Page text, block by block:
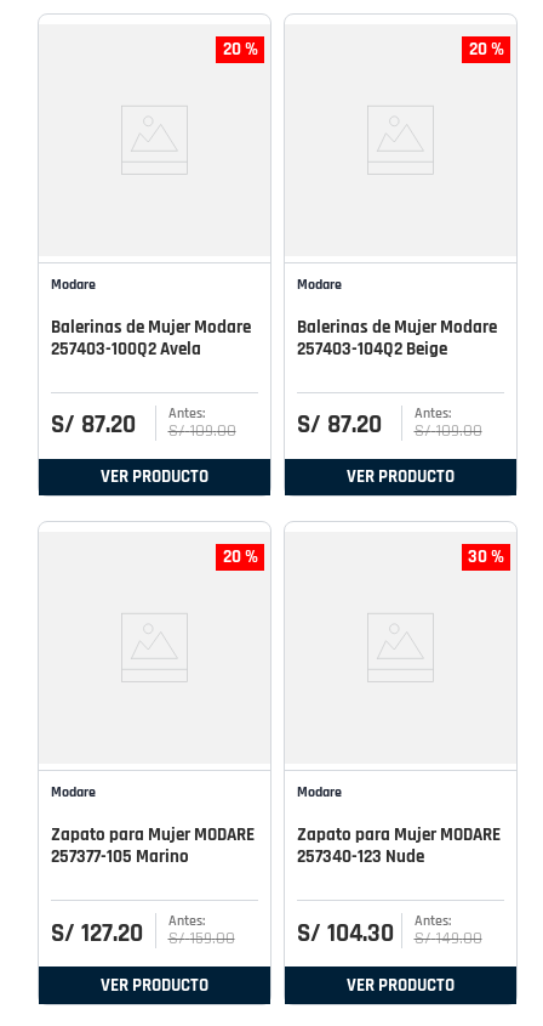
20 %
Modare
Balerinas de Mujer Modare
257403-100Q2 Avela
S/ 87.20 S/ 109.00
VER PRODUCTO
20 %
Modare
Balerinas de Mujer Modare
257403-104Q2 Beige
S/ 87.20 S/ 109.00
VER PRODUCTO
20 %
Modare
Zapato para Mujer MODARE
257377-105 Marino
S/ 127.20 S/ 159.00
VER PRODUCTO
30 %
Modare
Zapato para Mujer MODARE
257340-123 Nude
S/ 104.30 S/ 149.00
VER PRODUCTO